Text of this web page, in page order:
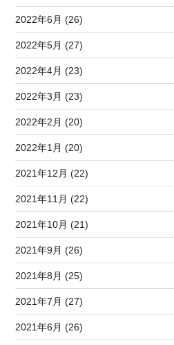
2022年6月 (26)
2022年5月 (27)
2022年4月 (23)
2022年3月 (23)
2022年2月 (20)
2022年1月 (20)
2021年12月 (22)
2021年11月 (22)
2021年10月 (21)
2021年9月 (26)
2021年8月 (25)
2021年7月 (27)
2021年6月 (26)